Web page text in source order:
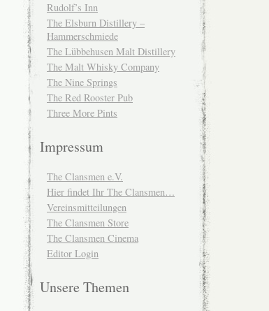
Rudolf’s Inn
The Elsburn Distillery –
Hammerschmiede
The Lübbehusen Malt Distillery
The Malt Whisky Company
The Nine Springs
The Red Rooster Pub
Three More Pints
Impressum
The Clansmen e.V.
Hier findet Ihr The Clansmen…
Vereinsmitteilungen
The Clansmen Store
The Clansmen Cinema
Editor Login
Unsere Themen